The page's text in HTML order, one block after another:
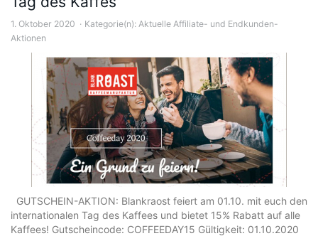
1. Oktober 2020 Kategorie(n): Aktuelle Affiliate- und Endkunden-
Aktionen
GUTSCHEIN-AKTION: Blankraost feiert am 01.10. mit euch den
internationalen Tag des Kaffees und bietet 15% Rabatt auf alle
Kaffees! Gutscheincode: COFFEEDAY15 Gültigkeit: 01.10.2020